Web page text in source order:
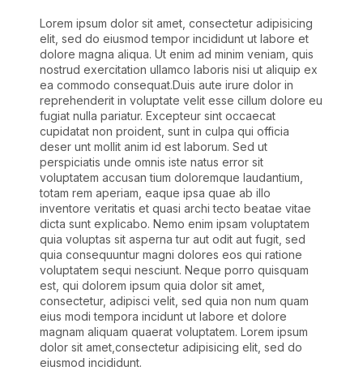
Lorem ipsum dolor sit amet, consectetur adipisicing
elit, sed do eiusmod tempor incididunt ut labore et
dolore magna aliqua. Ut enim ad minim veniam, quis
nostrud exercitation ullamco laboris nisi ut aliquip ex
ea commodo consequat.Duis aute irure dolor in
reprehenderit in voluptate velit esse cillum dolore eu
fugiat nulla pariatur. Excepteur sint occaecat
cupidatat non proident, sunt in culpa qui officia
deser unt mollit anim id est laborum. Sed ut
perspiciatis unde omnis iste natus error sit
voluptatem accusan tium doloremque laudantium,
totam rem aperiam, eaque ipsa quae ab illo
inventore veritatis et quasi archi tecto beatae vitae
dicta sunt explicabo. Nemo enim ipsam voluptatem
quia voluptas sit asperna tur aut odit aut fugit, sed
quia consequuntur magni dolores eos qui ratione
voluptatem sequi nesciunt. Neque porro quisquam
est, qui dolorem ipsum quia dolor sit amet,
consectetur, adipisci velit, sed quia non num quam
eius modi tempora incidunt ut labore et dolore
magnam aliquam quaerat voluptatem. Lorem ipsum
dolor sit amet,consectetur adipisicing elit, sed do
eiusmod incididunt.